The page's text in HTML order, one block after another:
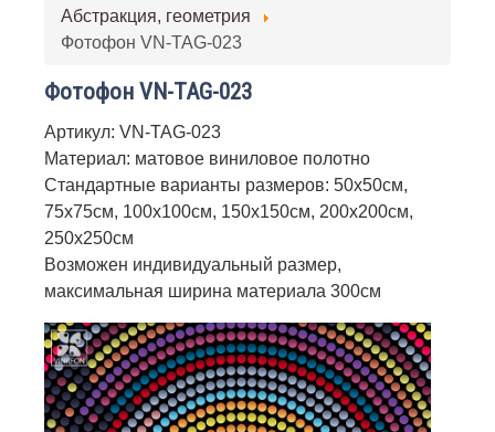
Абстракция, геометрия
Фотофон VN-TAG-023
Фотофон VN-TAG-023
Артикул: VN-TAG-023
Материал: матовое виниловое полотно
Стандартные варианты размеров: 50х50см,
75х75см, 100х100см, 150х150см, 200х200см,
250х250см
Возможен индивидуальный размер,
максимальная ширина материала 300см